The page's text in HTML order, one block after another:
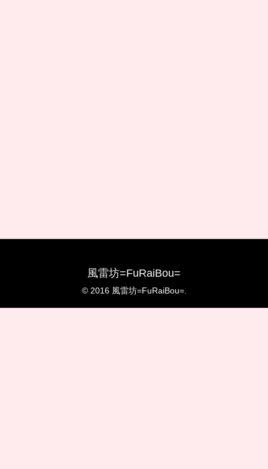
風雷坊=FuRaiBou=
© 2016 風雷坊=FuRaiBou=.